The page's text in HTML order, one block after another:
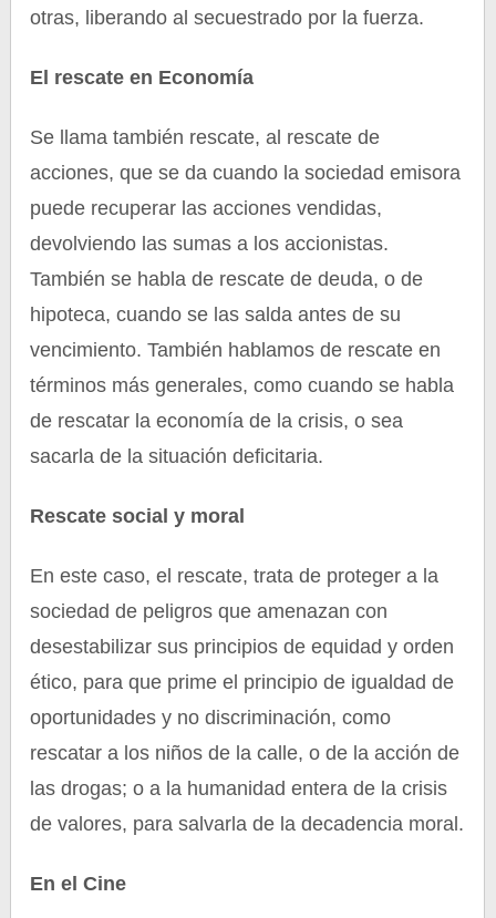
otras, liberando al secuestrado por la fuerza.
El rescate en Economía
Se llama también rescate, al rescate de
acciones, que se da cuando la sociedad emisora
puede recuperar las acciones vendidas,
devolviendo las sumas a los accionistas.
También se habla de rescate de deuda, o de
hipoteca, cuando se las salda antes de su
vencimiento. También hablamos de rescate en
términos más generales, como cuando se habla
de rescatar la economía de la crisis, o sea
sacarla de la situación deficitaria.
Rescate social y moral
En este caso, el rescate, trata de proteger a la
sociedad de peligros que amenazan con
desestabilizar sus principios de equidad y orden
ético, para que prime el principio de igualdad de
oportunidades y no discriminación, como
rescatar a los niños de la calle, o de la acción de
las drogas; o a la humanidad entera de la crisis
de valores, para salvarla de la decadencia moral.
En el Cine